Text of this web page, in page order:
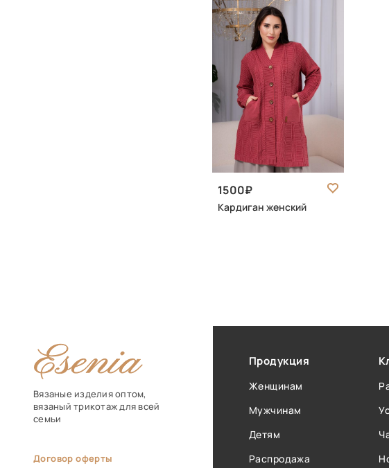
1500
Кардиган женский
Вязаные изделия оптом,
вязаный трикотаж для всей
семьи
Договор оферты
Продукция
Женщинам
Мужчинам
Детям
Распродажа